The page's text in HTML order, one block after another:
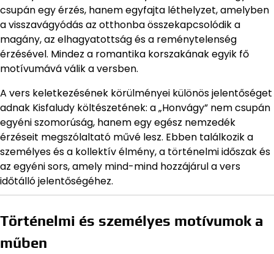
csupán egy érzés, hanem egyfajta léthelyzet, amelyben
a visszavágyódás az otthonba összekapcsolódik a
magány, az elhagyatottság és a reménytelenség
érzésével. Mindez a romantika korszakának egyik fő
motívumává válik a versben.
A vers keletkezésének körülményei különös jelentőséget
adnak Kisfaludy költészetének: a „Honvágy” nem csupán
egyéni szomorúság, hanem egy egész nemzedék
érzéseit megszólaltató művé lesz. Ebben találkozik a
személyes és a kollektív élmény, a történelmi időszak és
az egyéni sors, amely mind-mind hozzájárul a vers
időtálló jelentőségéhez.
Történelmi és személyes motívumok a
műben